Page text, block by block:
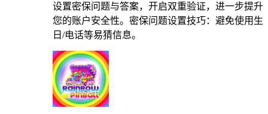
设置密保问题与答案，开启双重验证，进一步提升
您的账户安全性。密保问题设置技巧：避免使用生
日/电话等易猜信息。